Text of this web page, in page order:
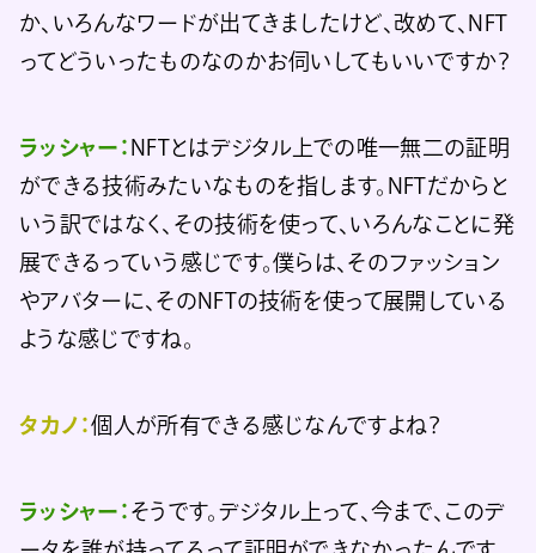
か、いろんなワードが出てきましたけど、改めて、NFT
ってどういったものなのかお伺いしてもいいですか？
ラッシャー： NFTとはデジタル上での唯一無二の証明
ができる技術みたいなものを指します。NFTだからと
いう訳ではなく、その技術を使って、いろんなことに発
展できるっていう感じです。僕らは、そのファッション
やアバターに、そのNFTの技術を使って展開している
ような感じですね。
タカノ：個人が所有できる感じなんですよね？
ラッシャー： そうです。デジタル上って、今まで、このデ